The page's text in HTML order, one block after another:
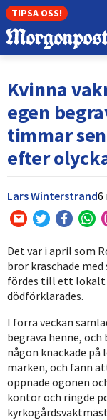
TIPSA OSS!
Kvinna
egen
timmar
efter
Lars Winterstrand6
Det var i april som
bror kraschade med
fördes till ett lokalt
dödförklarades.
I förra veckan
begrava henne, och
någon knackade på
marken, och fann
öppnade ögonen
kontor och ringde